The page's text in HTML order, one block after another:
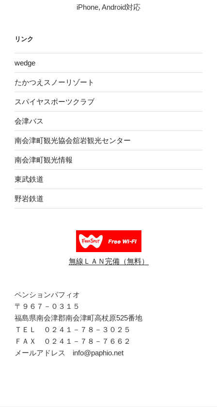
iPhone, Android対応
リンク
wed​ge
たかつえスノーリゾート
スパイヤスポーツクラブ
会津バス
南会津町観光協会舘岩観光センター
南会津町観光情報
東武鉄道
野岩鉄道
無線ＬＡＮ完備（無料）
ペンションパフィオ
〒９６７－０３１５
福島県南会津郡南会津町高杖原525番地
ＴＥＬ ０２４１－７８－３０２５
ＦＡＸ ０２４１－７８－７６６２
メールアドレス info@paphio.net